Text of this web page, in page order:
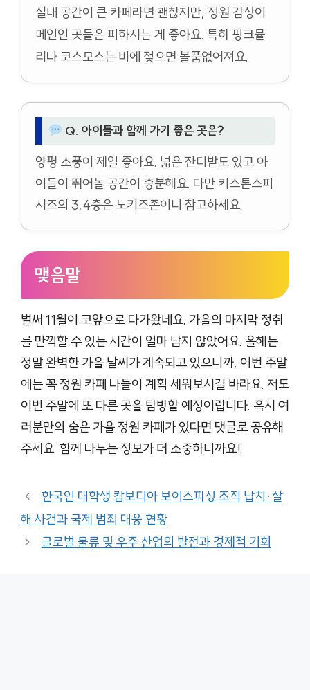
실내 공간이 큰 카페라면 괜찮지만, 정원 감상이
메인인 곳들은 피하시는 게 좋아요. 특히 핑크뮬
리나 코스모스는 비에 젖으면 볼품없어져요.
Q. 아이들과 함께 가기 좋은 곳은?
양평 소풍이 제일 좋아요. 넓은 잔디밭도 있고 아
이들이 뛰어놀 공간이 충분해요. 다만 키스톤스피
시즈의 3,4층은 노키즈존이니 참고하세요.
맺음말
벌써 11월이 코앞으로 다가왔네요. 가을의 마지막 정취
를 만끽할 수 있는 시간이 얼마 남지 않았어요. 올해는
정말 완벽한 가을 날씨가 계속되고 있으니까, 이번 주말
에는 꼭 정원 카페 나들이 계획 세워보시길 바라요. 저도
이번 주말에 또 다른 곳을 탐방할 예정이랍니다. 혹시 여
러분만의 숨은 가을 정원 카페가 있다면 댓글로 공유해
주세요. 함께 나누는 정보가 더 소중하니까요!
한국인 대학생 캄보디아 보이스피싱 조직 납치·살
해 사건과 국제 범죄 대응 현황
글로벌 물류 및 우주 산업의 발전과 경제적 기회